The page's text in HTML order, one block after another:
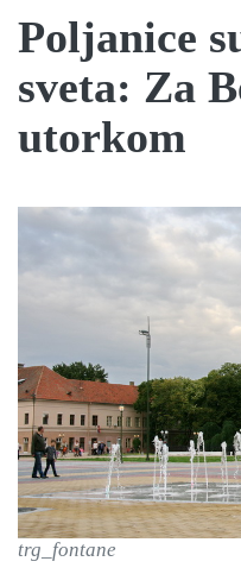
Poljanice
sveta: Za
utorkom
trg_fontane